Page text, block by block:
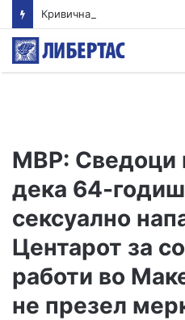
МВР: Сведоци
дека 64-
сексуално
Центарот за
работи во
не презел